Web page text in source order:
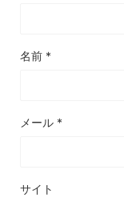
名前 *
メール *
サイト